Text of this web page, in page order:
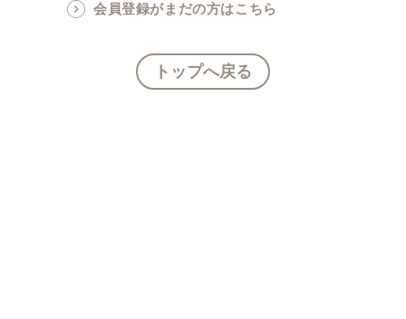
会員登録がまだの方はこちら
トップへ戻る